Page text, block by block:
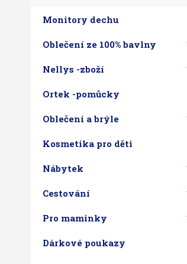
Monitory dechu
Oblečení ze 100% bavlny
Nellys -zboží
Ortek -pomůcky
Oblečení a brýle
Kosmetika pro děti
Nábytek
Cestování
Pro maminky
Dárkové poukazy